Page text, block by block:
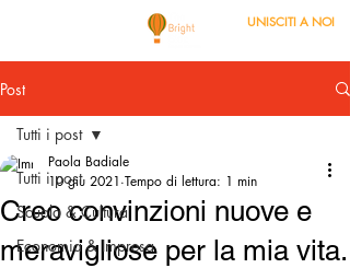
UNISCITI A NOI
Post
Tutti i post
Scuola & Cultura
Economia & Impresa
Tutti i post
Creo convinzioni nuove e
meravigliose per la mia vita.
Paola Badiale
10 giu 2021 Tempo di lettura: 1 min